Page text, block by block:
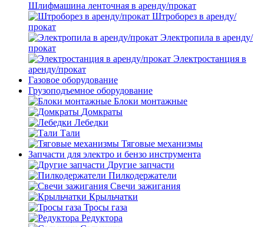
Шлифмашина ленточная в аренду/прокат
Штроборез в аренду/
прокат
Электропила в аренду/
прокат
Электростанция в
аренду/прокат
Газовое оборудование
Грузоподъемное оборудование
Блоки монтажные
Домкраты
Лебедки
Тали
Тяговые механизмы
Запчасти для электро и бензо инструмента
Другие запчасти
Пилкодержатели
Свечи зажигания
Крыльчатки
Тросы газа
Редуктора